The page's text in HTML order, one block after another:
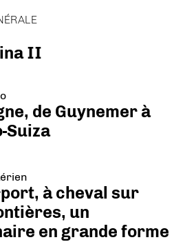
II
de Guynemer à
Suiza
à cheval sur
un
en grande forme